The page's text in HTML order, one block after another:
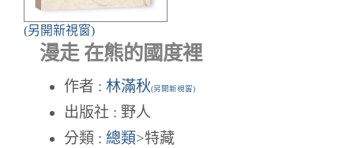
(另開新視窗)
漫走 在熊的國度裡
作者 : 林滿秋(另開新視窗)
出版社 : 野人
分類 : 總類>特藏